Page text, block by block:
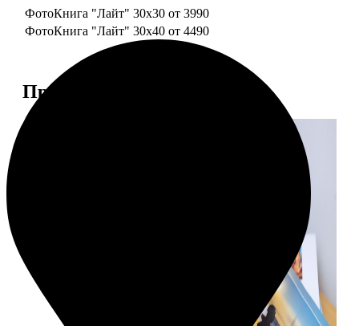
ФотоКнига "Лайт" 30x30 от 3990
ФотоКнига "Лайт" 30x40 от 4490
Примеры работ